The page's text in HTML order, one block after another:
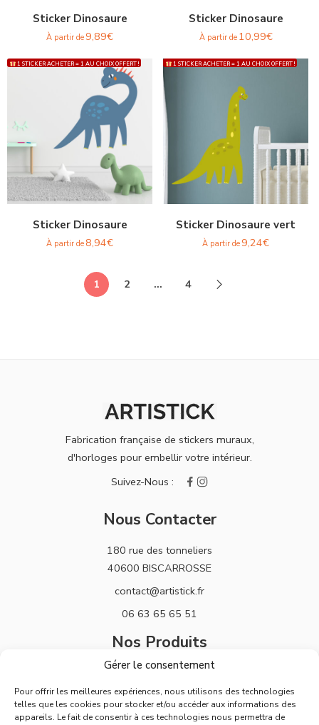
Gérer le consentement
Pour offrir les meilleures expériences, nous utilisons des technologies
telles que les cookies pour stocker et/ou accéder aux informations des
appareils. Le fait de consentir à ces technologies nous permettra de
Sticker Dinosaure
À partir de9,89€
Sticker Dinosaure
À partir de 10,99€
1 STICKER ACHETER = 1 AU CHOIX OFFERT !
Sticker Dinosaure
À partir de8,94€
1 STICKER ACHETER = 1 AU CHOIX OFFERT !
Sticker Dinosaure vert
À partir de9,24€
1 2 … 4
Fabrication française de stickers muraux,
d'horloges pour embellir votre intérieur.
Nous Contacter
180 rue des tonneliers
40600 BISCARROSSE
contact@artistick.fr
06 63 65 65 51
Nos Produits
Stickers
Horloges